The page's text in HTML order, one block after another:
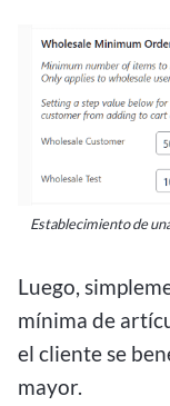
Establecimiento de
Luego,
mínima de
el cliente se
mayor.